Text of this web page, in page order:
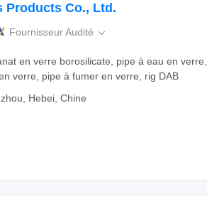
Products Co., Ltd.
Fournisseur Audité 
en verre borosilicate, pipe à eau en verre,
verre, pipe à fumer en verre, rig DAB
Hebei, Chine